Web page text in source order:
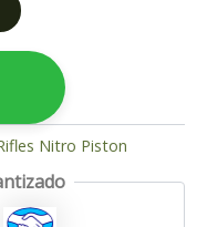
Nitro Piston